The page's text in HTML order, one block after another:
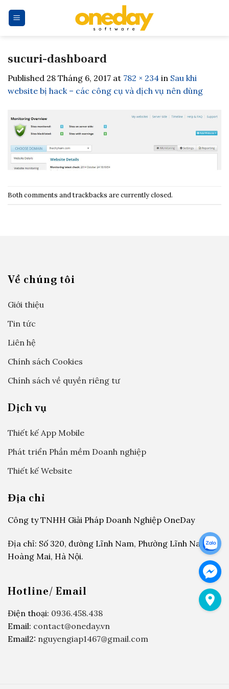
sucuri-dashboard
Published 28 Tháng 6, 2017 at 782 × 234 in Sau khi
website bị hack – các công cụ và dịch vụ nên dùng
Both comments and trackbacks are currently closed.
Về chúng tôi
Giới thiệu
Tin tức
Liên hệ
Chính sách Cookies
Chính sách về quyền riêng tư
Dịch vụ
Thiết kế App Mobile
Phát triển Phần mềm Doanh nghiệp
Thiết kế Website
Địa chỉ
Công ty TNHH Giải Pháp Doanh Nghiệp OneDay
Địa chỉ: Số 320, đường Lĩnh Nam, Phường Lĩnh Nam,
Hoàng Mai, Hà Nội.
Hotline/ Email
Điện thoại: 0936.458.438
Email: contact@oneday.vn
Email2: nguyengiap1467@gmail.com